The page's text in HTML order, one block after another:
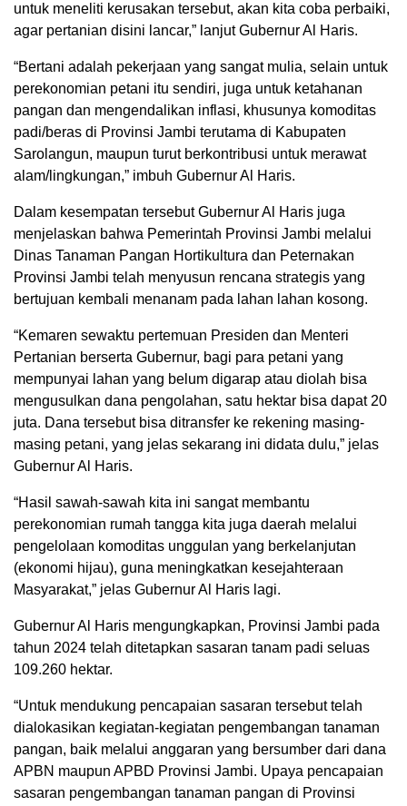
untuk meneliti kerusakan tersebut, akan kita coba perbaiki,
agar pertanian disini lancar,” lanjut Gubernur Al Haris.
“Bertani adalah pekerjaan yang sangat mulia, selain untuk
perekonomian petani itu sendiri, juga untuk ketahanan
pangan dan mengendalikan inflasi, khusunya komoditas
padi/beras di Provinsi Jambi terutama di Kabupaten
Sarolangun, maupun turut berkontribusi untuk merawat
alam/lingkungan,” imbuh Gubernur Al Haris.
Dalam kesempatan tersebut Gubernur Al Haris juga
menjelaskan bahwa Pemerintah Provinsi Jambi melalui
Dinas Tanaman Pangan Hortikultura dan Peternakan
Provinsi Jambi telah menyusun rencana strategis yang
bertujuan kembali menanam pada lahan lahan kosong.
“Kemaren sewaktu pertemuan Presiden dan Menteri
Pertanian berserta Gubernur, bagi para petani yang
mempunyai lahan yang belum digarap atau diolah bisa
mengusulkan dana pengolahan, satu hektar bisa dapat 20
juta. Dana tersebut bisa ditransfer ke rekening masing-
masing petani, yang jelas sekarang ini didata dulu,” jelas
Gubernur Al Haris.
“Hasil sawah-sawah kita ini sangat membantu
perekonomian rumah tangga kita juga daerah melalui
pengelolaan komoditas unggulan yang berkelanjutan
(ekonomi hijau), guna meningkatkan kesejahteraan
Masyarakat,” jelas Gubernur Al Haris lagi.
Gubernur Al Haris mengungkapkan, Provinsi Jambi pada
tahun 2024 telah ditetapkan sasaran tanam padi seluas
109.260 hektar.
“Untuk mendukung pencapaian sasaran tersebut telah
dialokasikan kegiatan-kegiatan pengembangan tanaman
pangan, baik melalui anggaran yang bersumber dari dana
APBN maupun APBD Provinsi Jambi. Upaya pencapaian
sasaran pengembangan tanaman pangan di Provinsi